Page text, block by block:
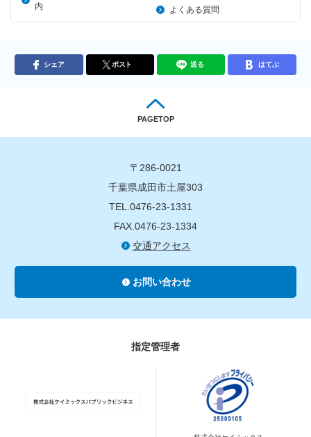
内
よくある質問
シェア ポスト 送る はてぶ
PAGETOP
〒286-0021
千葉県成田市土屋303
TEL.0476-23-1331
FAX.0476-23-1334
交通アクセス
お問い合わせ
指定管理者